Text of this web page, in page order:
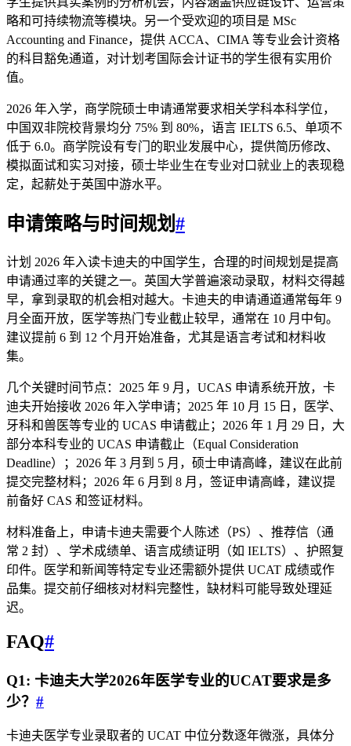
略和可持续物流等模块。另一个受欢迎的项目是 MSc
Accounting and Finance，提供 ACCA、CIMA 等专业会计资格
的科目豁免通道，对计划考国际会计证书的学生很有实用价
值。
2026 年入学，商学院硕士申请通常要求相关学科本科学位，
中国双非院校背景均分 75% 到 80%，语言 IELTS 6.5、单项不
低于 6.0。商学院设有专门的职业发展中心，提供简历修改、
模拟面试和实习对接，硕士毕业生在专业对口就业上的表现稳
定，起薪处于英国中游水平。
申请策略与时间规划#
计划 2026 年入读卡迪夫的中国学生，合理的时间规划是提高
申请通过率的关键之一。英国大学普遍滚动录取，材料交得越
早，拿到录取的机会相对越大。卡迪夫的申请通道通常每年 9
月全面开放，医学等热门专业截止较早，通常在 10 月中旬。
建议提前 6 到 12 个月开始准备，尤其是语言考试和材料收
集。
几个关键时间节点：2025 年 9 月，UCAS 申请系统开放，卡
迪夫开始接收 2026 年入学申请；2025 年 10 月 15 日，医学、
牙科和兽医等专业的 UCAS 申请截止；2026 年 1 月 29 日，大
部分本科专业的 UCAS 申请截止（Equal Consideration
Deadline）；2026 年 3 月到 5 月，硕士申请高峰，建议在此前
提交完整材料；2026 年 6 月到 8 月，签证申请高峰，建议提
前备好 CAS 和签证材料。
材料准备上，申请卡迪夫需要个人陈述（PS）、推荐信（通
常 2 封）、学术成绩单、语言成绩证明（如 IELTS）、护照复
印件。医学和新闻等特定专业还需额外提供 UCAT 成绩或作
品集。提交前仔细核对材料完整性，缺材料可能导致处理延
迟。
FAQ#
Q1: 卡迪夫大学2026年医学专业的UCAT要求是多
少？ #
卡迪夫医学专业录取者的 UCAT 中位分数逐年微涨，具体分